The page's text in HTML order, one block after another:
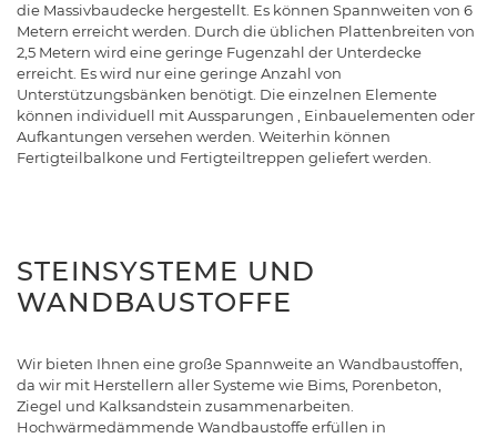
die Massivbaudecke hergestellt. Es können Spannweiten von 6
Metern erreicht werden. Durch die üblichen Plattenbreiten von
2,5 Metern wird eine geringe Fugenzahl der Unterdecke
erreicht. Es wird nur eine geringe Anzahl von
Unterstützungsbänken benötigt. Die einzelnen Elemente
können individuell mit Aussparungen , Einbauelementen oder
Aufkantungen versehen werden. Weiterhin können
Fertigteilbalkone und Fertigteiltreppen geliefert werden.
STEINSYSTEME UND
WANDBAUSTOFFE
Wir bieten Ihnen eine große Spannweite an Wandbaustoffen,
da wir mit Herstellern aller Systeme wie Bims, Porenbeton,
Ziegel und Kalksandstein zusammenarbeiten.
Hochwärmedämmende Wandbaustoffe erfüllen in